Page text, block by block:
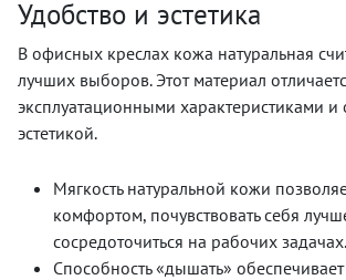
Удобство и эстетика
В офисных креслах кожа натуральная
лучших выборов. Этот материал
эксплуатационными характеристиками и
эстетикой.
Мягкость натуральной кожи
комфортом, почувствовать себя
сосредоточиться на рабочих задачах.
Способность «дышать»